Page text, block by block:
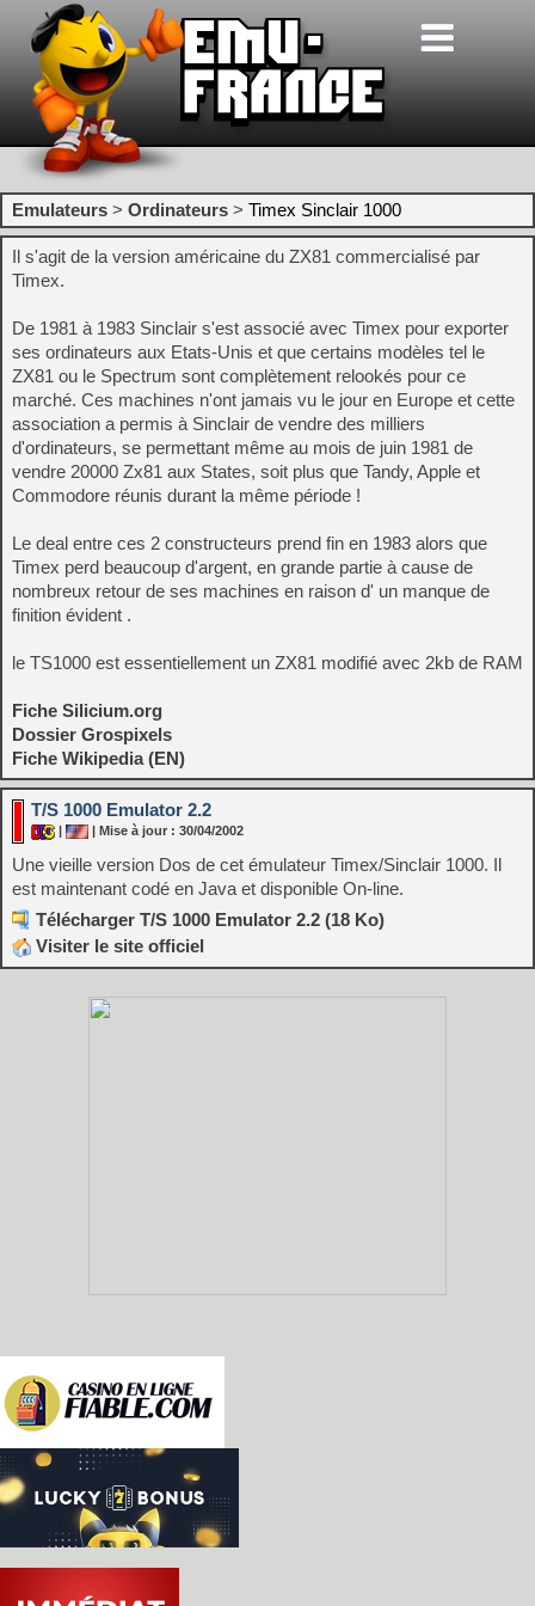
Emulateurs > Ordinateurs > Timex Sinclair 1000
Il s'agit de la version américaine du ZX81 commercialisé par
Timex.
De 1981 à 1983 Sinclair s'est associé avec Timex pour exporter
ses ordinateurs aux Etats-Unis et que certains modèles tel le
ZX81 ou le Spectrum sont complètement relookés pour ce
marché. Ces machines n'ont jamais vu le jour en Europe et cette
association a permis à Sinclair de vendre des milliers
d'ordinateurs, se permettant même au mois de juin 1981 de
vendre 20000 Zx81 aux States, soit plus que Tandy, Apple et
Commodore réunis durant la même période !
Le deal entre ces 2 constructeurs prend fin en 1983 alors que
Timex perd beaucoup d'argent, en grande partie à cause de
nombreux retour de ses machines en raison d' un manque de
finition évident .
le TS1000 est essentiellement un ZX81 modifié avec 2kb de RAM
Fiche Silicium.org
Dossier Grospixels
Fiche Wikipedia (EN)
T/S 1000 Emulator 2.2
| | Mise à jour : 30/04/2002
Une vieille version Dos de cet émulateur Timex/Sinclair 1000. Il
est maintenant codé en Java et disponible On-line.
Télécharger T/S 1000 Emulator 2.2 (18 Ko)
Visiter le site officiel